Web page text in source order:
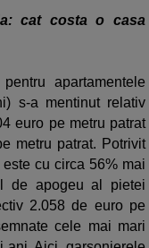
cat costa o casa
apartamentele
s-a mentinut relativ
euro pe metru patrat
metru patrat. Potrivit
cu circa 56% mai
de apogeu al pietei
2.058 de euro pe
cele mai mari